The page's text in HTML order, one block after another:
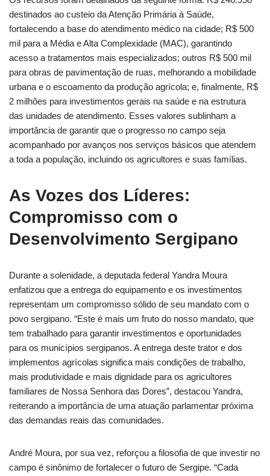
destinados ao custeio da Atenção Primária à Saúde,
fortalecendo a base do atendimento médico na cidade; R$ 500
mil para a Média e Alta Complexidade (MAC), garantindo
acesso a tratamentos mais especializados; outros R$ 500 mil
para obras de pavimentação de ruas, melhorando a mobilidade
urbana e o escoamento da produção agrícola; e, finalmente, R$
2 milhões para investimentos gerais na saúde e na estrutura
das unidades de atendimento. Esses valores sublinham a
importância de garantir que o progresso no campo seja
acompanhado por avanços nos serviços básicos que atendem
a toda a população, incluindo os agricultores e suas famílias.
As Vozes dos Líderes:
Compromisso com o
Desenvolvimento Sergipano
Durante a solenidade, a deputada federal Yandra Moura
enfatizou que a entrega do equipamento e os investimentos
representam um compromisso sólido de seu mandato com o
povo sergipano. “Este é mais um fruto do nosso mandato, que
tem trabalhado para garantir investimentos e oportunidades
para os municípios sergipanos. A entrega deste trator e dos
implementos agrícolas significa mais condições de trabalho,
mais produtividade e mais dignidade para os agricultores
familiares de Nossa Senhora das Dores”, destacou Yandra,
reiterando a importância de uma atuação parlamentar próxima
das demandas reais das comunidades.
André Moura, por sua vez, reforçou a filosofia de que investir no
campo é sinônimo de fortalecer o futuro de Sergipe. “Cada